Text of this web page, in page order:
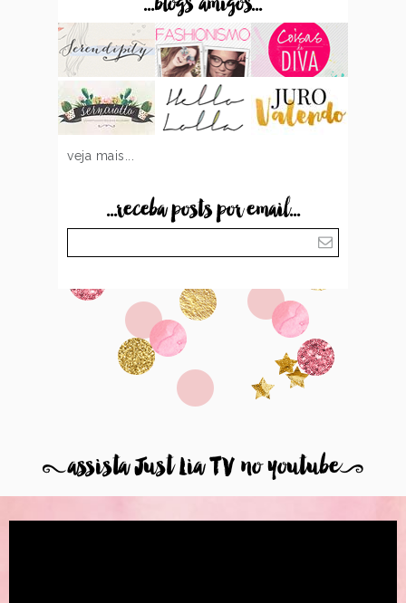
veja mais...
...receba posts por email...
8assista Just Lia TV no youtube9